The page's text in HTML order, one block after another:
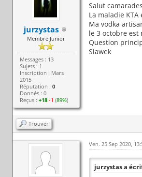
jurzystas
Membre Junior
Messages : 13
Sujets : 1
Inscription : Mars
2015
Réputation :0
Donnés : 0
Reçus :+18 -1 (89%)
Salut
La maladie
Ma vodka
le 3 octobre est
Question
Slawek
Trouver
Ven. 25 Sep 2020,
jurzystas a